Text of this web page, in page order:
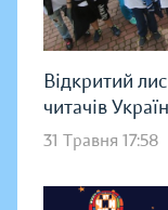
Відкритий
читачів
31 Травня 17:58